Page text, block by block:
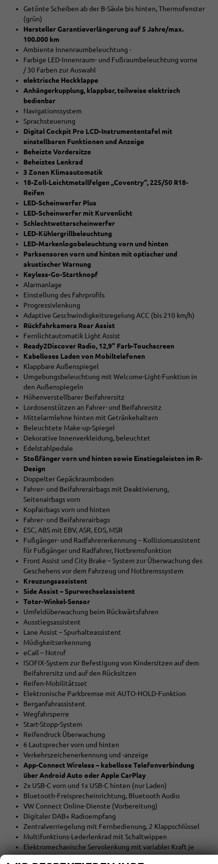
Getönte Scheiben ab der B-Säule bis hinten, Thermofenster
(grün)
Hersteller Garantieverlängerung auf 5 Jahre/max.
100.000 km
Ambiente Innenraumbeleuchtung -
Farbige LED-Innenraum- und Fußraumbeleuchtung vorne
/ 30 Farben zur Auswahl
elektrische Heckklappe
Anhängerkupplung, klappbar, teilweise elektrisch
bedienbar
Navigationssystem
Sprachsteuerung
Digital Cockpit Pro LCD-Instrumententafel mit
einstellbaren Funktionen und Anzeige
Beheizte Vordersitze
Beheiztes Lenkrad
3 Zonen Klimaautomatik
18-Zoll-Leichtmetallfelgen „Coventry“, 225/50 R18-
Reifen
LED-Scheinwerfer Plus
LED-Scheinwerfer mit Kurvenlicht
Schlechtwetterscheinwerfer
LED-Kühlergrillbeleuchtung
LED-Markenlogobeleuchtung vorn und hinten
Parksensoren vorn und hinten mit optischer und
akustischer Warnung
Keyless-Go-Startknopf
Alarmanlage
Einstellung des Fahrprofils
Progressivlenkung
Adaptive Geschwindigkeitsregelung ACC (bis 210 km/h)
Rückfahrkamera Rear Assist
Fernlichtautomatik Light Assist
Ready2Discover Radio, 12,9" Farb-Touchscreen
Kabelloses Laden von Mobiltelefonen
Klappbare Außenspiegel
Umgebungsbeleuchtung mit Welcome-Light-Funktion in
den Außenspiegeln
Höhenverstellbarer Beifahrersitz
Lordosenstützen an Fahrer- und Beifahrersitz
Mittelarmlehne hinten mit Getränkehaltern
Beleuchtete Make-up-Spiegel
Dekorative Innenverkleidung, beleuchtet
Edelstahlpedale
Stoßfänger vorn und hinten sowie Einstiegsleisten im R-
Design
Doppelter Gepäckraumboden
Fahrer- und Beifahrerairbags mit Deaktivierung,
Seitenairbags vorn
Kopfairbags vorn und hinten
Fahrer- und Beifahrerairbags
ESC, ABS mit EBV, ASR, EDS, MSR
Fußgänger- und Radfahrererkennung – Kollisionsassistent
für Fußgänger und Radfahrer, Notbremsfunktion
Front Assist und City Brake – System zur Überwachung des
Geschehens vor dem Fahrzeug und Notbremssystem
Kreuzungsassistent
Side Assist – Spurwechselassistent
Toter-Winkel-Sensor
Umfeldüberwachung beim Rückwärtsfahren
Ausstiegsassistent
Lane Assist – Spurhalteassistent
Müdigkeitserkennung
eCall – Notruf
ISOFIX-System zur Befestigung von Kindersitzen auf dem
Beifahrersitz und auf den Rücksitzen
Reifen-Mobilitätsset
Elektronische Parkbremse mit AUTO-HOLD-Funktion
Berganfahrassistent
Wegfahrsperre
Start-Stopp-System
Reifendruck Überwachung
6 Lautsprecher vorn und hinten
Verkehrszeichenerkennung und -anzeige
App-Connect Wireless – kabellose Telefonverbindung
über Android Auto oder Apple CarPlay
2x USB-C vorn und 1x USB-C hinten (nur Laden)
Bluetooth-Freisprecheinrichtung, Bluetooth Audio
VW Connect Online-Dienste (Vorbereitung)
Digitaler DAB+ Radioempfang
Zentralverriegelung mit Fernbedienung, 2 Klappschlüssel
Multifunktions-Lederlenkrad mit Schaltwippen
Elektromechanische Servolenkung mit variabler Kraft je
nach Geschwindigkeit